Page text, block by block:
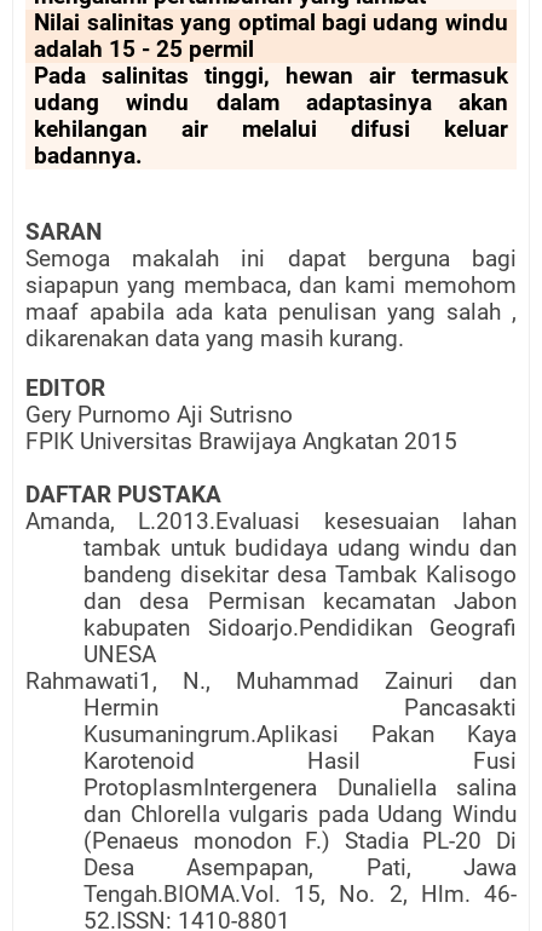
Nilai salinitas yang optimal bagi udang windu
adalah 15 - 25 permil
Pada salinitas tinggi, hewan air termasuk
udang windu dalam adaptasinya akan
kehilangan air melalui difusi keluar
badannya.
SARAN
Semoga makalah ini dapat berguna bagi
siapapun yang membaca, dan kami memohom
maaf apabila ada kata penulisan yang salah ,
dikarenakan data yang masih kurang.
EDITOR
Gery Purnomo Aji Sutrisno
FPIK Universitas Brawijaya Angkatan 2015
DAFTAR PUSTAKA
Amanda, L.2013.Evaluasi kesesuaian lahan
tambak untuk budidaya udang windu dan
bandeng disekitar desa Tambak Kalisogo
dan desa Permisan kecamatan Jabon
kabupaten Sidoarjo.Pendidikan Geografi
UNESA
Rahmawati1, N., Muhammad Zainuri dan
Hermin Pancasakti
Kusumaningrum.Aplikasi Pakan Kaya
Karotenoid Hasil Fusi
ProtoplasmIntergenera Dunaliella salina
dan Chlorella vulgaris pada Udang Windu
(Penaeus monodon F.) Stadia PL-20 Di
Desa Asempapan, Pati, Jawa
Tengah.BIOMA.Vol. 15, No. 2, Hlm. 46-
52.ISSN: 1410-8801